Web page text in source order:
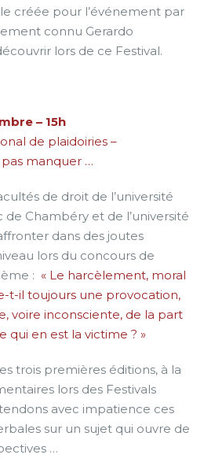
créée pour l’événement par
connu Gerardo
lors de ce Festival.
– 15h
de plaidoiries –
manquer …
de droit de l’université
Chambéry et de l’université
dans des joutes
lors du concours de
: « Le harcèlement, moral
t-il toujours une provocation,
voire inconsciente, de la part
qui en est la victime ? »
trois premières éditions, à la
lors des Festivals
avec impatience ces
sur un sujet qui ouvre de
…